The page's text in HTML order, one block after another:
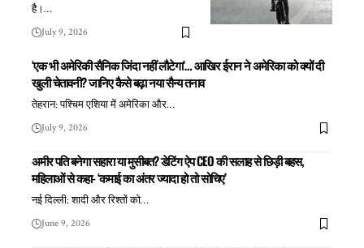
है।…
July 9, 2026
‘एक भी अमेरिकी सैनिक जिंदा नहीं लौटेगा’… आखिर ईरान ने अमेरिका को क्यों दी
खुली चेतावनी? जानिए कैसे बढ़ा नया सैन्य तनाव
तेहरान: पश्चिम एशिया में अमेरिका और…
July 9, 2026
अमीर पति बनेगा सहारा या मुसीबत? डेटिंग ऐप CEO की सलाह से छिड़ी बहस,
महिलाओं से कहा- ‘कमाई का अंतर ज्यादा हो तो सोचिए’
नई दिल्ली: शादी और रिश्तों को…
June 9, 2026